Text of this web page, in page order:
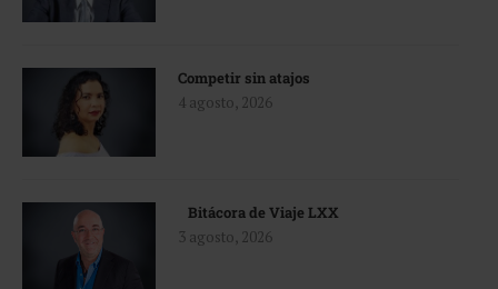
Competir sin atajos
4 agosto, 2026
Bitácora de Viaje LXX
3 agosto, 2026